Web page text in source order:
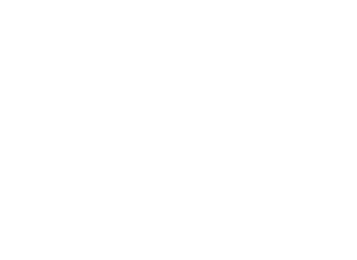
Как поменять